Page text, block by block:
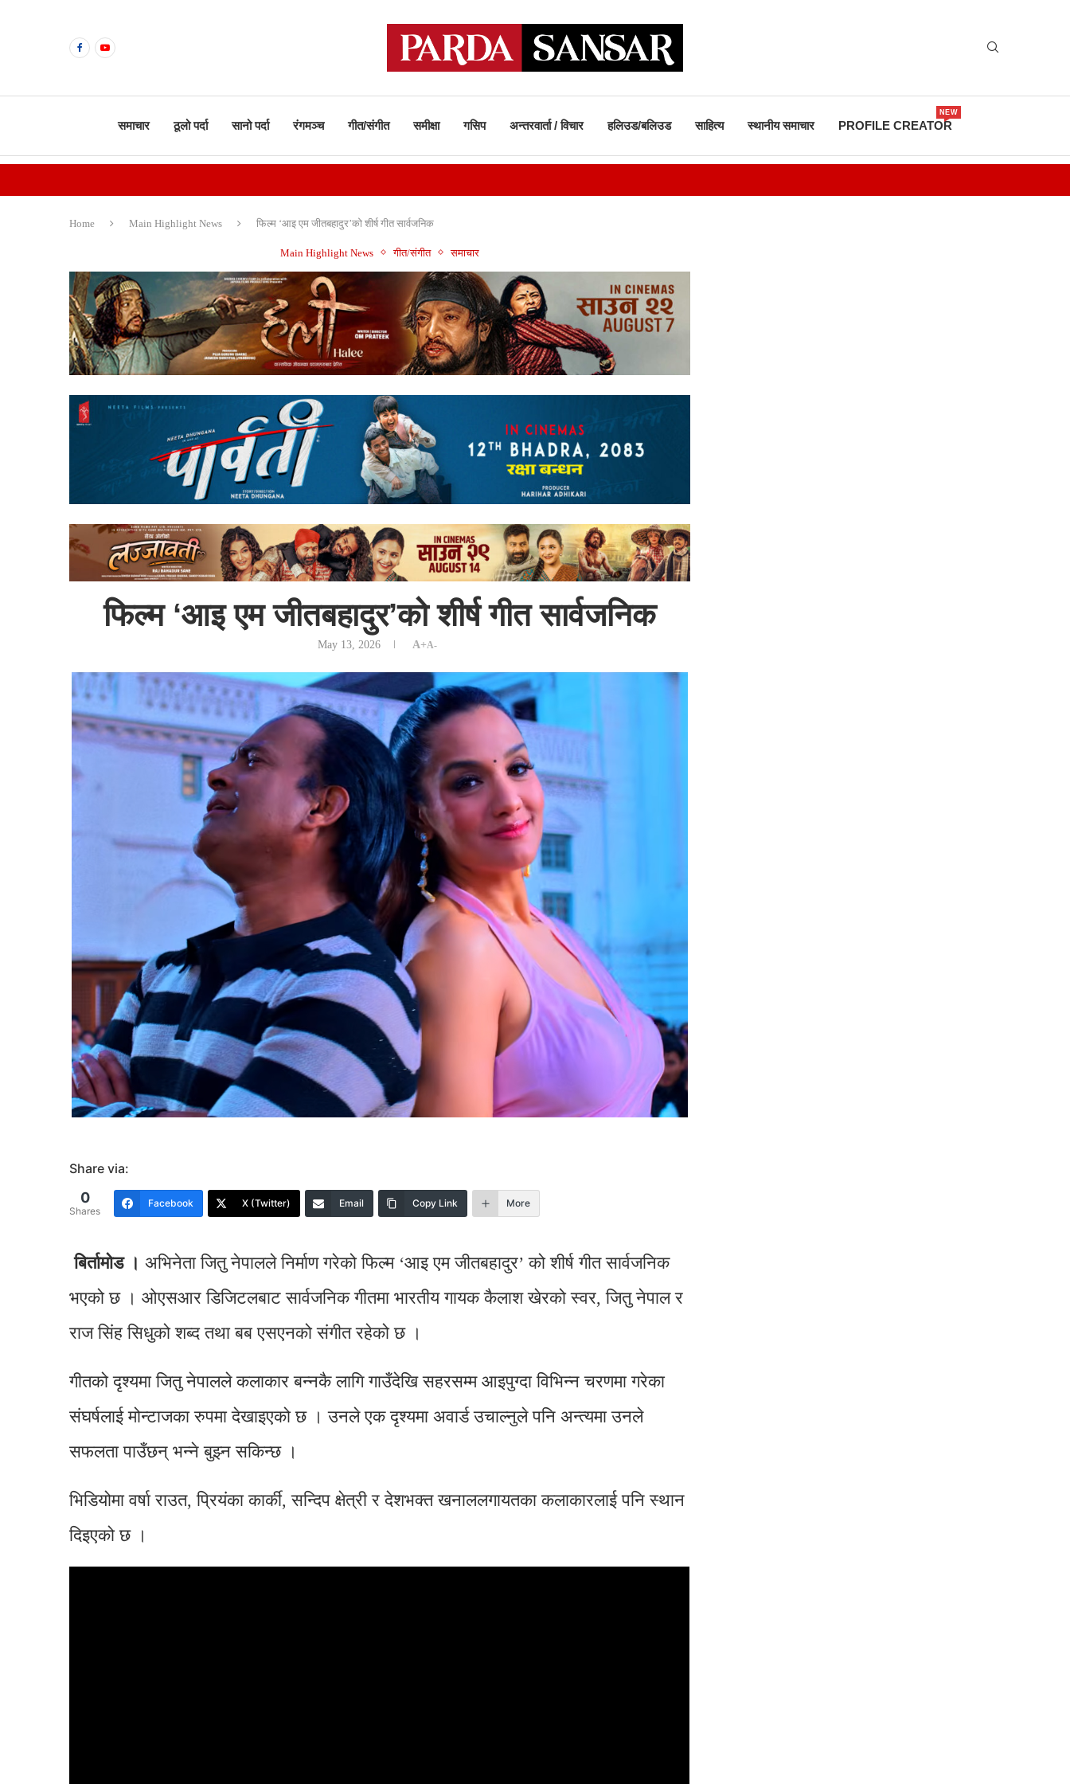
समाचार ठूलो पर्दा सानो पर्दा रंगमञ्च गीत/संगीत समीक्षा गसिप अन्तरवार्ता / विचार हलिउड/बलिउड साहित्य स्थानीय समाचार PROFILE CREATOR
NEW
Home Main Highlight News फिल्म ‘आइ एम जीतबहादुर’को शीर्ष गीत सार्वजनिक
Main Highlight News गीत/संगीत समाचार
फिल्म ‘आइ एम जीतबहादुर’को शीर्ष गीत सार्वजनिक
May 13, 2026 A+A-
Share via:
0
Shares
Facebook X (Twitter) Email Copy Link More
बिर्तामाेड । अभिनेता जितु नेपालले निर्माण गरेको फिल्म ‘आइ एम जीतबहादुर’ को शीर्ष गीत सार्वजनिक
भएको छ । ओएसआर डिजिटलबाट सार्वजनिक गीतमा भारतीय गायक कैलाश खेरको स्वर, जितु नेपाल र
राज सिंह सिधुको शब्द तथा बब एसएनको संगीत रहेको छ ।
गीतको दृश्यमा जितु नेपालले कलाकार बन्नकै लागि गाउँदेखि सहरसम्म आइपुग्दा विभिन्न चरणमा गरेका
संघर्षलाई मोन्टाजका रुपमा देखाइएको छ । उनले एक दृश्यमा अवार्ड उचाल्नुले पनि अन्त्यमा उनले
सफलता पाउँछन् भन्ने बुझ्न सकिन्छ ।
भिडियोमा वर्षा राउत, प्रियंका कार्की, सन्दिप क्षेत्री र देशभक्त खनाललगायतका कलाकारलाई पनि स्थान
दिइएको छ ।